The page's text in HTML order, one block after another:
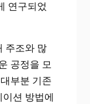
연구되었
주조와 많
공정을 모
부분 기존
션 방법에